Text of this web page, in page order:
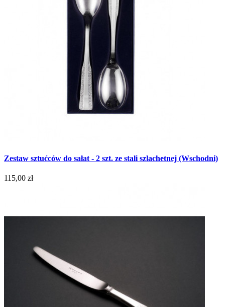
Zestaw sztućców do sałat - 2 szt. ze stali szlachetnej (Wschodni)
115,00 zł